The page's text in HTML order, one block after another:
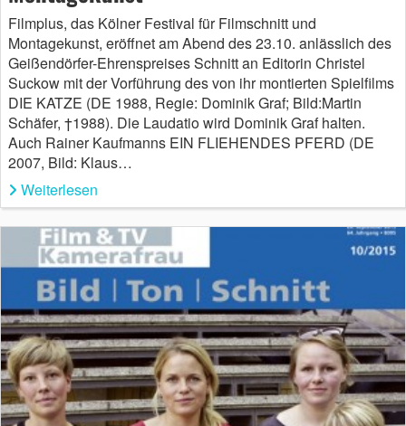
Filmplus, das Kölner Festival für Filmschnitt und
Montagekunst, eröffnet am Abend des 23.10. anlässlich des
Geißendörfer-Ehrenspreises Schnitt an Editorin Christel
Suckow mit der Vorführung des von ihr montierten Spielfilms
DIE KATZE (DE 1988, Regie: Dominik Graf; Bild:Martin
Schäfer, †1988). Die Laudatio wird Dominik Graf halten.
Auch Rainer Kaufmanns EIN FLIEHENDES PFERD (DE
2007, Bild: Klaus…
Weiterlesen